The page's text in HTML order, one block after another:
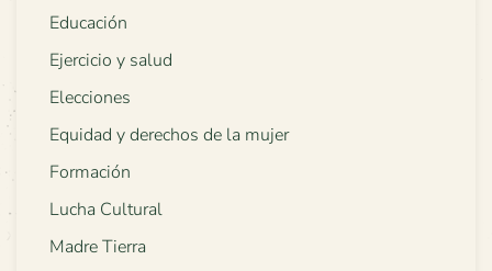
Educación
Ejercicio y salud
Elecciones
Equidad y derechos de la mujer
Formación
Lucha Cultural
Madre Tierra